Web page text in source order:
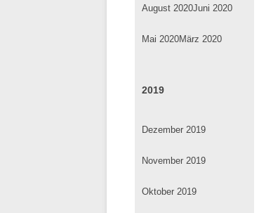
August 2020Juni 2020
Mai 2020März 2020
2019
Dezember 2019
November 2019
Oktober 2019